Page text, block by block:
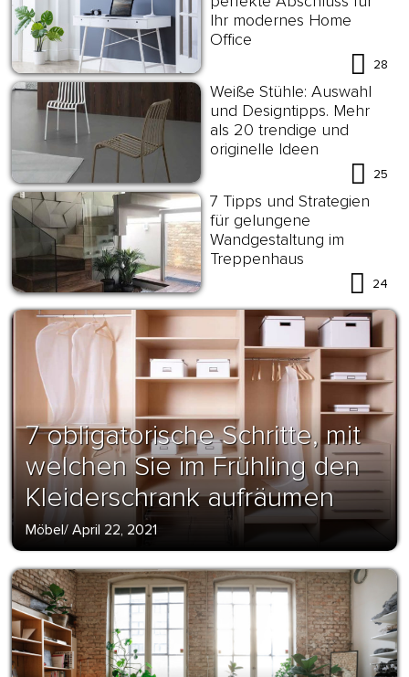
Ihr modernes Home
Office
28
Weiße Stühle: Auswahl
und Designtipps. Mehr
als 20 trendige und
originelle Ideen
25
7 Tipps und Strategien
für gelungene
Wandgestaltung im
Treppenhaus
24
7 obligatorische Schritte, mit
welchen Sie im Frühling den
Kleiderschrank aufräumen
Möbel/ April 22, 2021